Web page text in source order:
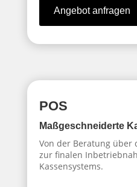
Angebot anfragen
POS
Maßgeschneiderte
Von der Beratung über
zur finalen
Kassensystems.